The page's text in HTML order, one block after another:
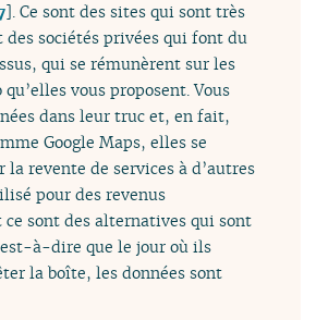
]. Ce sont des sites qui sont très
des sociétés privées qui font du
qui se rémunèrent sur les
vous proposent. Vous
dans leur truc et, en fait,
Google Maps, elles se
la revente de services à d’autres
pour des revenus
sont des alternatives qui sont
à-dire que le jour où ils
la boîte, les données sont